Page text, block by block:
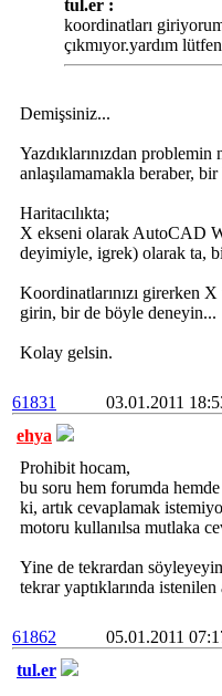
tul.er :
koordinatları
çıkmıyor.yardım
Demişsiniz...
Yazdıklarınızdan
anlaşılamamakla beraber,
Haritacılıkta;
X ekseni olarak AutoCAD
deyimiyle, igrek) olarak ta,
Koordinatlarınızı girerken
girin, bir de böyle deneyin...
Kolay gelsin.
61831
03.01.2011
ehya
Prohibit hocam,
bu soru hem forumda
ki, artık cevaplamak
motoru kullanılsa mutlaka
Yine de tekrardan
tekrar yaptıklarında
61862
05.01.2011
tul.er